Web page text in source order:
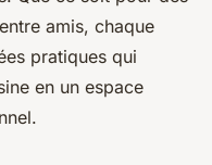
amis, chaque
pratiques qui
en un espace